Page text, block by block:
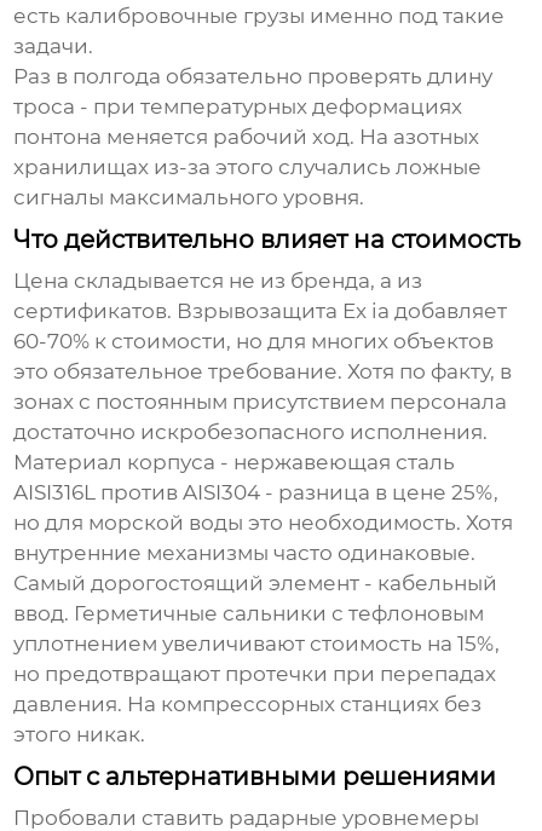
есть калибровочные грузы именно под такие
задачи.
Раз в полгода обязательно проверять длину
троса - при температурных деформациях
понтона меняется рабочий ход. На азотных
хранилищах из-за этого случались ложные
сигналы максимального уровня.
Что действительно влияет на стоимость
Цена складывается не из бренда, а из
сертификатов. Взрывозащита Ex ia добавляет
60-70% к стоимости, но для многих объектов
это обязательное требование. Хотя по факту, в
зонах с постоянным присутствием персонала
достаточно искробезопасного исполнения.
Материал корпуса - нержавеющая сталь
AISI316L против AISI304 - разница в цене 25%,
но для морской воды это необходимость. Хотя
внутренние механизмы часто одинаковые.
Самый дорогостоящий элемент - кабельный
ввод. Герметичные сальники с тефлоновым
уплотнением увеличивают стоимость на 15%,
но предотвращают протечки при перепадах
давления. На компрессорных станциях без
этого никак.
Опыт с альтернативными решениями
Пробовали ставить радарные уровнемеры